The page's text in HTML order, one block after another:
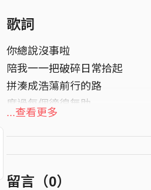
歌詞
你總說沒事啦
陪我一一把破碎日常拾起
拼湊成浩蕩前行的路
度過每個徬徨無助
何不就全部都給你吧
...查看更多
留言（0）